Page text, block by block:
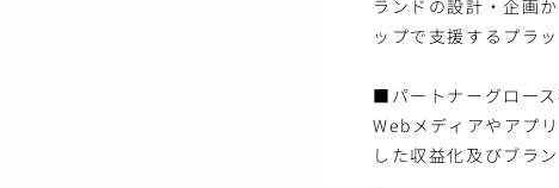
ランドの設計・企画
ップで支援するプラ
■パートナーグロー
Webメディアやアプ
した収益化及びブラ